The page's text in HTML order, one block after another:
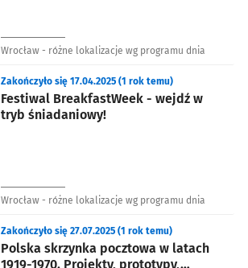
Wrocław - różne lokalizacje wg programu dnia
Festiwal BreakfastWeek - wejdź w
tryb śniadaniowy!
Zakończyło się 17.04.2025 (1 rok temu)
Wrocław - różne lokalizacje wg programu dnia
Polska skrzynka pocztowa w latach
1919-1970. Projekty, prototypy,
Zakończyło się 27.07.2025 (1 rok temu)